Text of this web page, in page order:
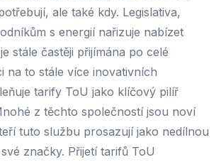
ale také kdy. Legislativa,
s energií nařizuje nabízet
stále častěji přijímána po celé
na to stále více inovativních
tarify ToU jako klíčový pilíř
z těchto společností jsou noví
tuto službu prosazují jako nedílnou
značky. Přijetí tarifů ToU